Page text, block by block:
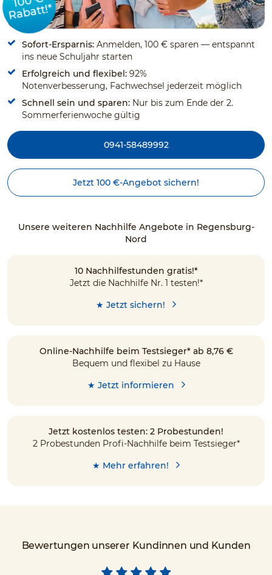
Rabatt!*
Sofort-Ersparnis: Anmelden, 100 € sparen — entspannt
ins neue Schuljahr starten
Erfolgreich und flexibel: 92%
Notenverbesserung, Fachwechsel jederzeit möglich
Schnell sein und sparen: Nur bis zum Ende der 2.
Sommerferienwoche gültig
0941-58489992
Jetzt 100 €-Angebot sichern!
Unsere weiteren Nachhilfe Angebote in Regensburg-
Nord
10 Nachhilfestunden gratis!*
Jetzt die Nachhilfe Nr. 1 testen!*
★ Jetzt sichern!
Online-Nachhilfe beim Testsieger* ab 8,76 €
Bequem und flexibel zu Hause
★ Jetzt informieren
Jetzt kostenlos testen: 2 Probestunden!
2 Probestunden Profi-Nachhilfe beim Testsieger*
★ Mehr erfahren!
Bewertungen unserer Kundinnen und Kunden